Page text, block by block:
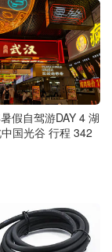
假自驾游DAY 4 湖
国光谷 行程 342